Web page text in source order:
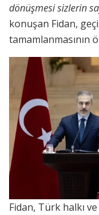
dönüşmesi sizlerin
konuşan Fidan,
tamamlanmasının
Fidan, Türk halkı